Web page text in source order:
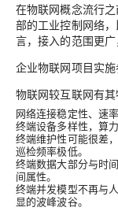
在物联网概念流行
部的工业控制网络
言，接入的范围更广
企业物联网项目实
物联网较互联网有其
网络连接稳定性、速率
终端设备多样性，算
终端维护性可能很差
巡检频率极低。
终端数据大部分与时
间属性。
终端并发模型不再与
显的波峰波谷。